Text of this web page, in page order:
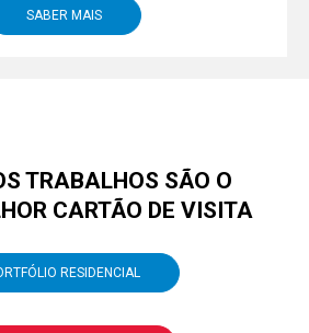
SABER MAIS
TRABALHOS SÃO O
CARTÃO DE VISITA
RESIDENCIAL